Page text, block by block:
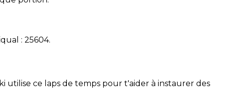
: 25604.
utilise ce laps de temps pour t'aider à instaurer des